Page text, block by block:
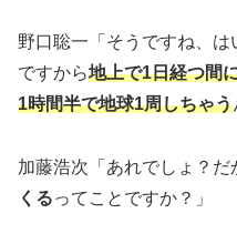
野口聡一「そうですね、は
ですから地上で1日経つ間
1時間半で地球1周しちゃう
加藤浩次「あれでしょ？だ
くるってことですか？」